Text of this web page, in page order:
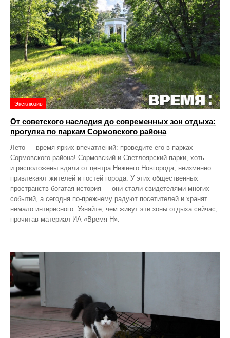
Эксклюзив
От советского наследия до современных зон отдыха:
прогулка по паркам Сормовского района
Лето — время ярких впечатлений: проведите его в парках
Сормовского района! Сормовский и Светлоярский парки, хоть
и расположены вдали от центра Нижнего Новгорода, неизменно
привлекают жителей и гостей города. У этих общественных
пространств богатая история — они стали свидетелями многих
событий, а сегодня по‑прежнему радуют посетителей и хранят
немало интересного. Узнайте, чем живут эти зоны отдыха сейчас,
прочитав материал ИА «Время Н».